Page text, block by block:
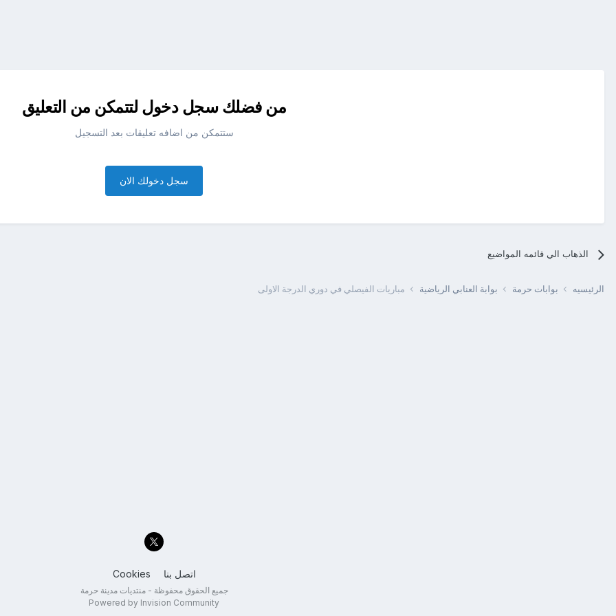
من فضلك سجل دخول لتتمكن من التعليق
ستتمكن من اضافه تعليقات بعد التسجيل
سجل دخولك الان
الذهاب الي قائمه المواضيع
الرئيسيه بوابات حرمة بوابة العنابي الرياضية مباريات الفيصلي في دوري الدرجة الاولى
اتصل بنا Cookies
جميع الحقوق محفوظة - منتديات مدينة حرمة
Powered by Invision Community